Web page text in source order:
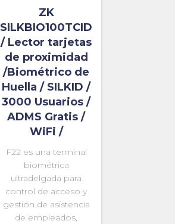
ZK
SILKBIO100TCID
/ Lector tarjetas
de proximidad
/Biométrico de
Huella / SILKID /
3000 Usuarios /
ADMS Gratis /
WiFi /
F22 es una terminal
biométrica
ultradelgada para
control de acceso y
gestión de asistencia
de empleados,